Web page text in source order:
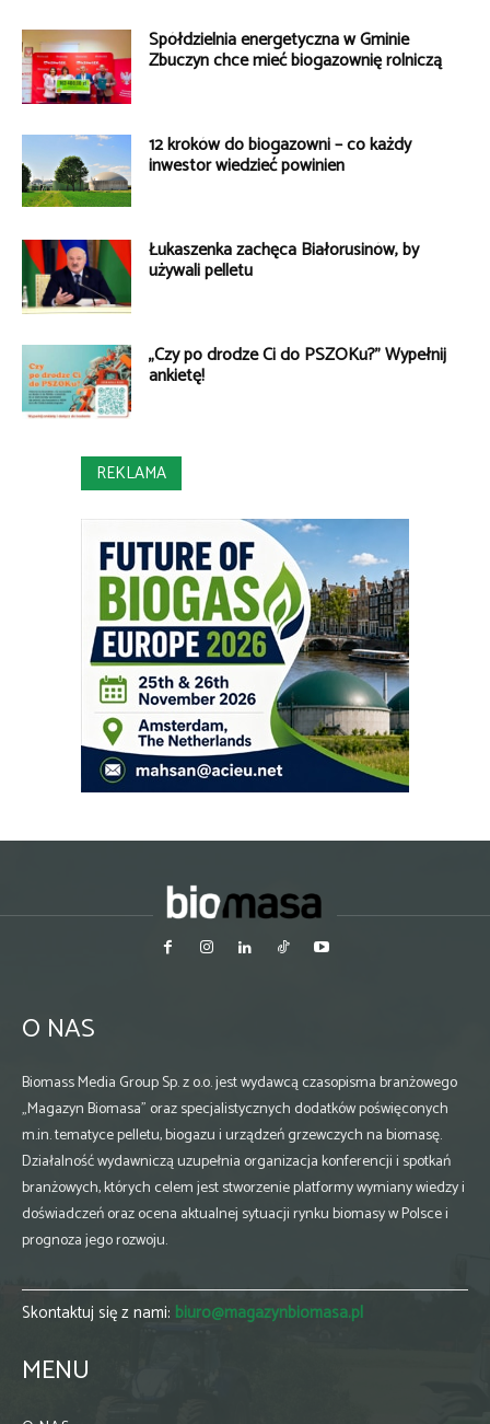
Spółdzielnia energetyczna w Gminie
Zbuczyn chce mieć biogazownię rolniczą
12 kroków do biogazowni – co każdy
inwestor wiedzieć powinien
Łukaszenka zachęca Białorusinów, by
używali pelletu
„Czy po drodze Ci do PSZOKu?” Wypełnij
ankietę!
REKLAMA
O NAS
Biomass Media Group Sp. z o.o. jest wydawcą czasopisma branżowego
„Magazyn Biomasa” oraz specjalistycznych dodatków poświęconych
m.in. tematyce pelletu, biogazu i urządzeń grzewczych na biomasę.
Działalność wydawniczą uzupełnia organizacja konferencji i spotkań
branżowych, których celem jest stworzenie platformy wymiany wiedzy i
doświadczeń oraz ocena aktualnej sytuacji rynku biomasy w Polsce i
prognoza jego rozwoju.
Skontaktuj się z nami: biuro@magazynbiomasa.pl
MENU